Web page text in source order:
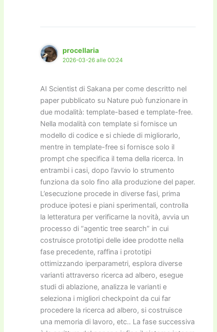
procellaria
2026-03-26 alle 00:24
AI Scientist di Sakana per come descritto nel
paper pubblicato su Nature può funzionare in
due modalità: template-based e template-free.
Nella modalità con template si fornisce un
modello di codice e si chiede di migliorarlo,
mentre in template-free si fornisce solo il
prompt che specifica il tema della ricerca. In
entrambi i casi, dopo l’avvio lo strumento
funziona da solo fino alla produzione del paper.
L’esecuzione procede in diverse fasi, prima
produce ipotesi e piani sperimentali, controlla
la letteratura per verificarne la novità, avvia un
processo di “agentic tree search” in cui
costruisce prototipi delle idee prodotte nella
fase precedente, raffina i prototipi
ottimizzando iperparametri, esplora diverse
varianti attraverso ricerca ad albero, esegue
studi di ablazione, analizza le varianti e
seleziona i migliori checkpoint da cui far
procedere la ricerca ad albero, si costruisce
una memoria di lavoro, etc.. La fase successiva